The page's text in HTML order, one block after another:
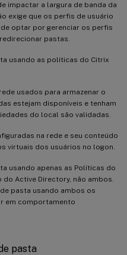
impactar a largura de banda da
exige que os perfis de usuário
optar por gerenciar os perfis
pastas.
usando as políticas do Citrix
usados para armazenar o
estejam disponíveis e tenham
do local são validadas.
na rede e seu conteúdo
virtuais dos usuários no logon.
usando apenas as Políticas do
Active Directory, não ambos.
pasta usando ambos os
em comportamento
pasta